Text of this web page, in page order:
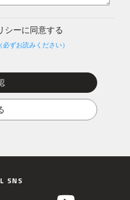
シーに同意する
ずお読みください）
SNS